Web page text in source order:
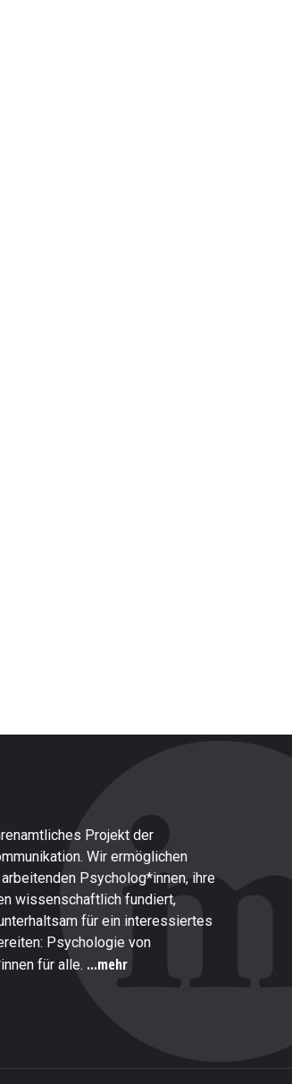
Projekt der
Wir ermöglichen
Psycholog*innen, ihre
wissenschaftlich fundiert,
für ein interessiertes
Psychologie von
für alle. ...mehr